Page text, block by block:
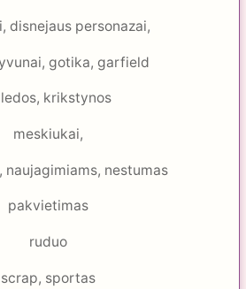
disnejaus personazai,
gotika, garfield
krikstynos
meskiukai,
naujagimiams, nestumas
pakvietimas
ruduo
scrap, sportas